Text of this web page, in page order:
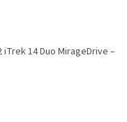
14 Duo MirageDrive –